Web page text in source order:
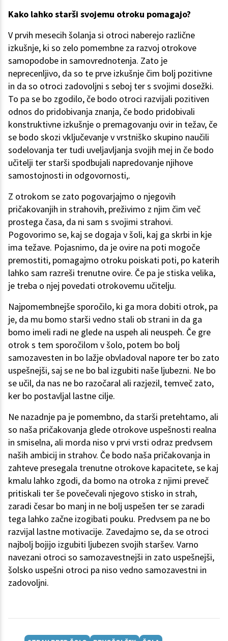
Kako lahko starši svojemu otroku pomagajo?
V prvih mesecih šolanja si otroci naberejo različne
izkušnje, ki so zelo pomembne za razvoj otrokove
samopodobe in samovrednotenja. Zato je
neprecenljivo, da so te prve izkušnje čim bolj pozitivne
in da so otroci zadovoljni s seboj ter s svojimi dosežki.
To pa se bo zgodilo, če bodo otroci razvijali pozitiven
odnos do pridobivanja znanja, če bodo pridobivali
konstruktivne izkušnje o premagovanju ovir in težav, če
se bodo skozi vključevanje v vrstniško skupino naučili
sodelovanja ter tudi uveljavljanja svojih mej in če bodo
učitelji ter starši spodbujali napredovanje njihove
samostojnosti in odgovornosti,.
Z otrokom se zato pogovarjajmo o njegovih
pričakovanjih in strahovih, preživimo z njim čim več
prostega časa, da ni sam s svojimi strahovi.
Pogovorimo se, kaj se dogaja v šoli, kaj ga skrbi in kje
ima težave. Pojasnimo, da je ovire na poti mogoče
premostiti, pomagajmo otroku poiskati poti, po katerih
lahko sam razreši trenutne ovire. Če pa je stiska velika,
je treba o njej povedati otrokovemu učitelju.
Najpomembnejše sporočilo, ki ga mora dobiti otrok, pa
je, da mu bomo starši vedno stali ob strani in da ga
bomo imeli radi ne glede na uspeh ali neuspeh. Če gre
otrok s tem sporočilom v šolo, potem bo bolj
samozavesten in bo lažje obvladoval napore ter bo zato
uspešnejši, saj se ne bo bal izgubiti naše ljubezni. Ne bo
se učil, da nas ne bo razočaral ali razjezil, temveč zato,
ker bo postavljal lastne cilje.
Ne nazadnje pa je pomembno, da starši pretehtamo, ali
so naša pričakovanja glede otrokove uspešnosti realna
in smiselna, ali morda niso v prvi vrsti odraz predvsem
naših ambicij in strahov. Če bodo naša pričakovanja in
zahteve presegala trenutne otrokove kapacitete, se kaj
kmalu lahko zgodi, da bomo na otroka z njimi preveč
pritiskali ter še povečevali njegovo stisko in strah,
zaradi česar bo manj in ne bolj uspešen ter se zaradi
tega lahko začne izogibati pouku. Predvsem pa ne bo
razvijal lastne motivacije. Zavedajmo se, da se otroci
najbolj bojijo izgubiti ljubezen svojih staršev. Varno
navezani otroci so samozavestnejši in zato uspešnejši,
šolsko uspešni otroci pa niso vedno samozavestni in
zadovoljni.